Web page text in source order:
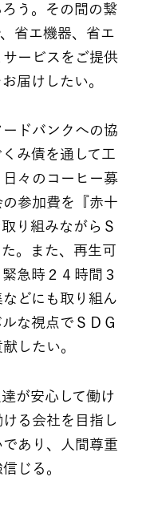
う。その間の繋
省エ機器、省エ
ービスをご提供
届けしたい。
ドバンクへの協
み債を通して工
々のコーヒー募
参加費を『赤十
り組みながらＳ
。また、再生可
急時２４時間３
どにも取り組ん
な視点でＳＤＧ
したい。
が安心して働け
る会社を目指し
あり、人間尊重
じる。